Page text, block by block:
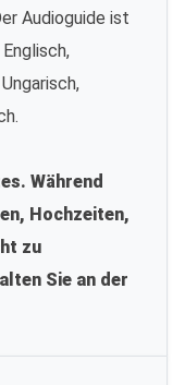
Audioguide ist
Während
Hochzeiten,
zu
Sie an der